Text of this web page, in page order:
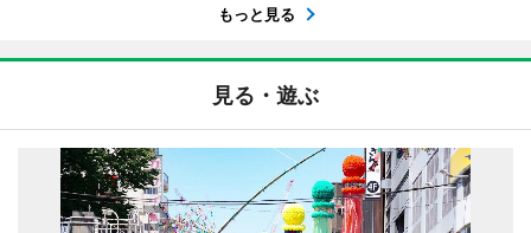
もっと見る
見る・遊ぶ